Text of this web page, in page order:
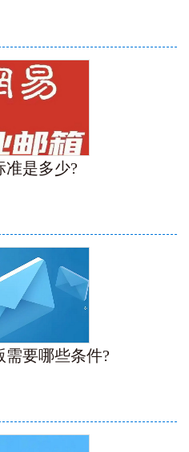
准是多少?‌
要哪些条件?